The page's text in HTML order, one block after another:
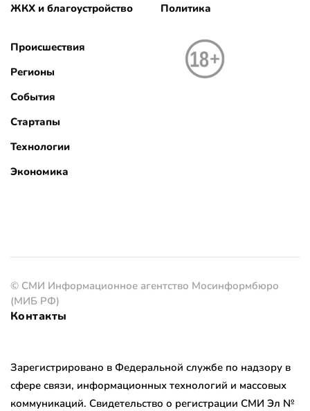
ЖКХ и благоустройство
Политика
Происшествия
Регионы
События
Стартапы
Технологии
Экономика
© СМИ Информационное агентство Мосинформбюро
(МИБ РФ)
Контакты
Зарегистрировано в Федеральной службе по надзору в
сфере связи, информационных технологий и массовых
коммуникаций. Свидетельство о регистрации СМИ Эл №